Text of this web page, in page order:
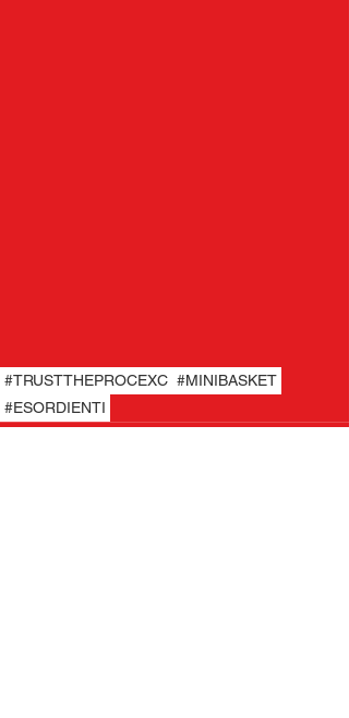
#TRUSTTHEPROCEXC #MINIBASKET
#ESORDIENTI